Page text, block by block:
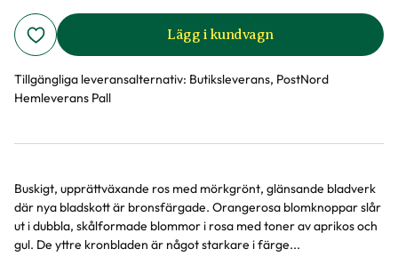
Lägg i kundvagn
Tillgängliga leveransalternativ: Butiksleverans, PostNord
Hemleverans Pall
Produktinformation
Buskigt, upprättväxande ros med mörkgrönt, glänsande bladverk
där nya bladskott är bronsfärgade. Orangerosa blomknoppar slår
ut i dubbla, skålformade blommor i rosa med toner av aprikos och
gul. De yttre kronbladen är något starkare i färge...